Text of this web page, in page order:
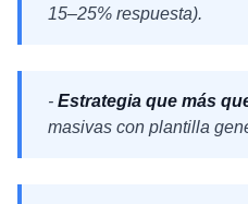
15–25% respuesta).
- Estrategia que más
masivas con plantilla